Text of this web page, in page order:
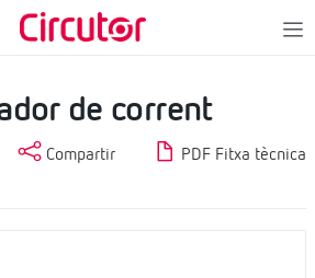
de corrent i shunts
de corrent
Compartir PDF Fitxa tècnica